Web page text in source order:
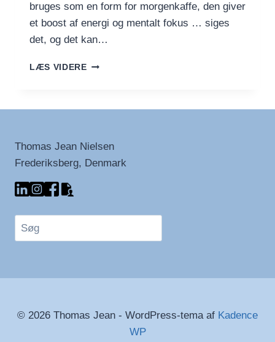
bruges som en form for morgenkaffe, den giver
et boost af energi og mentalt fokus … siges
det, og det kan…
LÆS VIDEREBULLETPROOF
Thomas Jean Nielsen
Frederiksberg, Denmark
Søg
© 2026 Thomas Jean - WordPress-tema af Kadence
WP